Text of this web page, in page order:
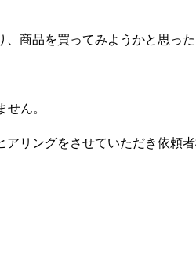
商品を買ってみようかと思っ
ん。
リングをさせていただき依頼